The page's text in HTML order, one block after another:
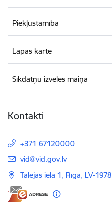
Piekļūstamība
Lapas karte
Sīkdatņu izvēles maiņa
Kontakti
+371 67120000
E-pasts:
vid@vid.gov.lv
Talejas iela 1, Rīga, LV-1978